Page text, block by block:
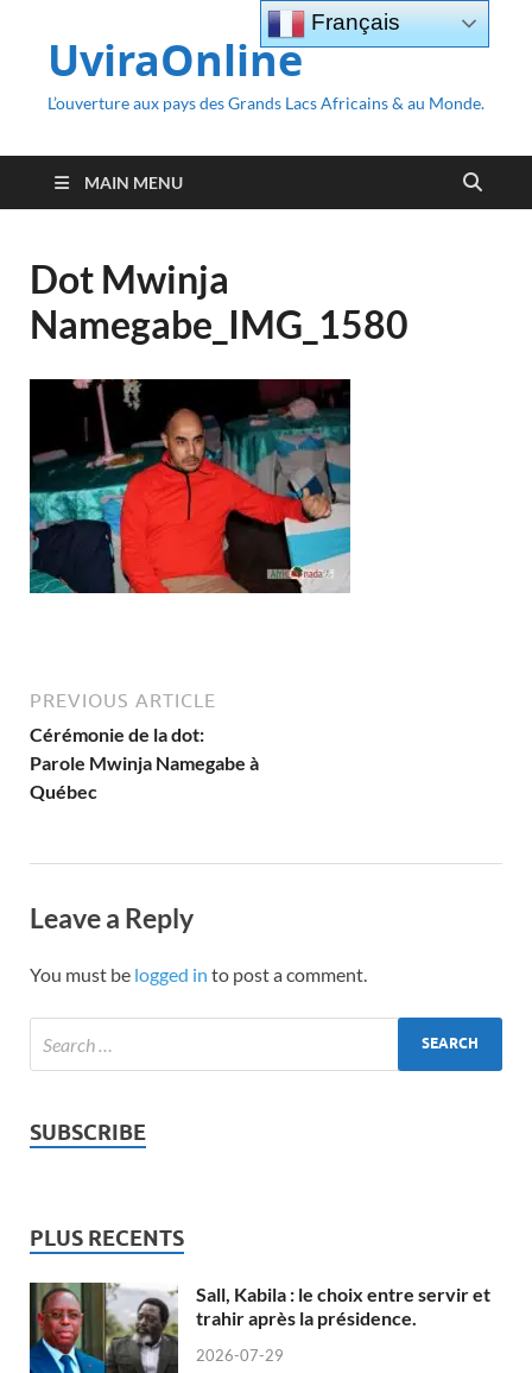
UviraOnline
L’ouverture aux pays des Grands Lacs Africains & au Monde.
MAIN MENU
Dot Mwinja
Namegabe_IMG_1580
PREVIOUS ARTICLE
Cérémonie de la dot:
Parole Mwinja Namegabe à
Québec
Leave a Reply
You must be logged in to post a comment.
SUBSCRIBE
PLUS RECENTS
Sall, Kabila : le choix entre servir et
trahir après la présidence.
2026-07-29
Français